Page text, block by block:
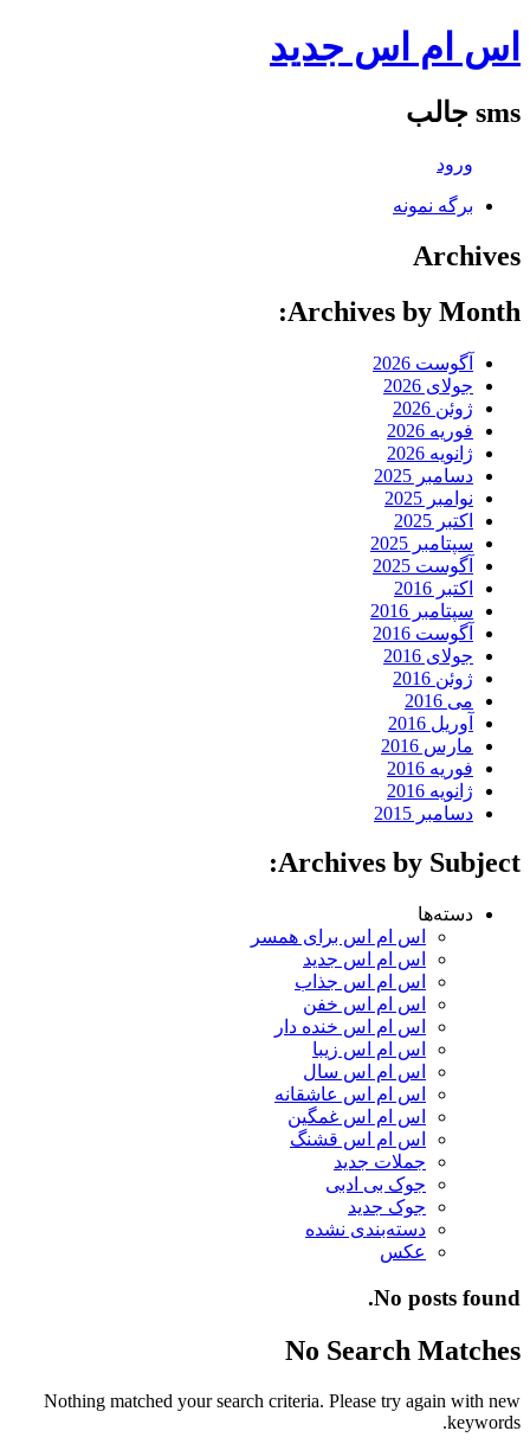
اس ام اس جدید
sms جالب
ورود
برگه نمونه
Archives
Archives by Month:
آگوست 2026
جولای 2026
ژوئن 2026
فوریه 2026
ژانویه 2026
دسامبر 2025
نوامبر 2025
اکتبر 2025
سپتامبر 2025
آگوست 2025
اکتبر 2016
سپتامبر 2016
آگوست 2016
جولای 2016
ژوئن 2016
می 2016
آوریل 2016
مارس 2016
فوریه 2016
ژانویه 2016
دسامبر 2015
Archives by Subject:
دسته‌ها
اس ام اس برای همسر
اس ام اس جدید
اس ام اس جذاب
اس ام اس خفن
اس ام اس خنده دار
اس ام اس زیبا
اس ام اس سال
اس ام اس عاشقانه
اس ام اس غمگین
اس ام اس قشنگ
جملات جدید
جوک بی ادبی
جوک جدید
دسته‌بندی نشده
عکس
No posts found.
No Search Matches
Nothing matched your search criteria. Please try again with new
keywords.